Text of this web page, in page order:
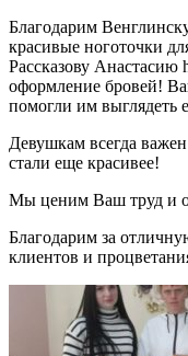
Благодарим
красивые ноготочки
Рассказову Анастасию
оформление бровей!
помогли им выглядеть
Девушкам всегда
стали еще красивее!
Мы ценим Ваш труд и
Благодарим за
клиентов и